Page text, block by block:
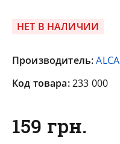
НЕТ В НАЛИЧИИ
Производитель:ALCA
Код товара:233 000
159 грн.